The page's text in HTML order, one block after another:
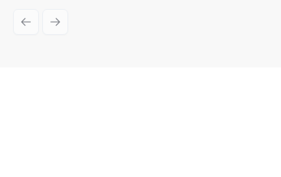
Previous slide
Next slide